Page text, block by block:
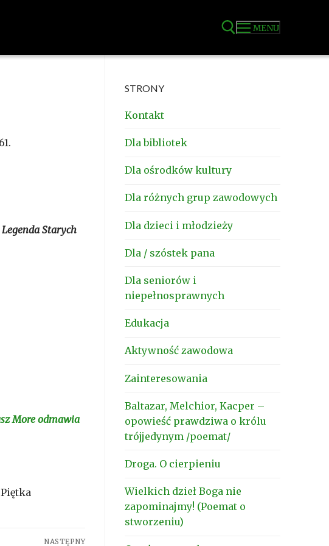
MENU
Starych
More odmawia
NASTĘPNY
STRONY
Kontakt
Dla bibliotek
Dla ośrodków kultury
Dla różnych grup zawodowych
Dla dzieci i młodzieży
Dla / szóstek pana
Dla seniorów i
niepełnosprawnych
Edukacja
Aktywność zawodowa
Zainteresowania
Baltazar, Melchior, Kacper –
opowieść prawdziwa o królu
trójjedynym /poemat/
Droga. O cierpieniu
Wielkich dzieł Boga nie
zapominajmy! (Poemat o
stworzeniu)